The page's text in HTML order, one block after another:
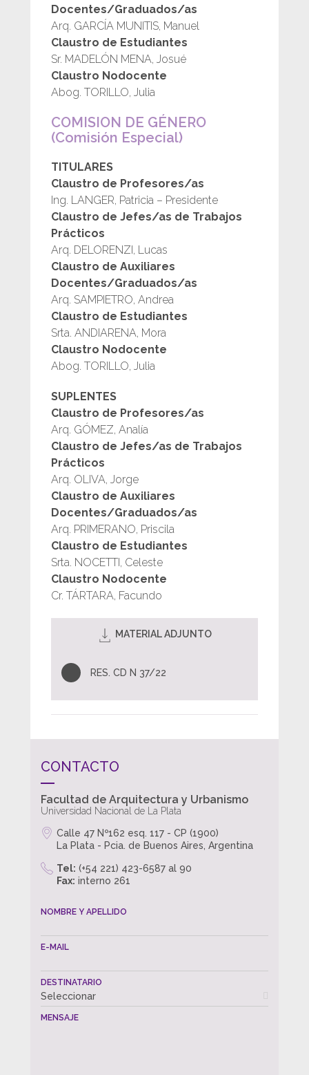
Docentes/Graduados/as
Arq. GARCÍA MUNITIS, Manuel
Claustro de Estudiantes
Sr. MADELÓN MENA, Josué
Claustro Nodocente
Abog. TORILLO, Julia
COMISION DE GÉNERO
(Comisión Especial)
TITULARES
Claustro de Profesores/as
Ing. LANGER, Patricia – Presidente
Claustro de Jefes/as de Trabajos
Prácticos
Arq. DELORENZI, Lucas
Claustro de Auxiliares
Docentes/Graduados/as
Arq. SAMPIETRO, Andrea
Claustro de Estudiantes
Srta. ANDIARENA, Mora
Claustro Nodocente
Abog. TORILLO, Julia
SUPLENTES
Claustro de Profesores/as
Arq. GÓMEZ, Analía
Claustro de Jefes/as de Trabajos
Prácticos
Arq. OLIVA, Jorge
Claustro de Auxiliares
Docentes/Graduados/as
Arq. PRIMERANO, Priscila
Claustro de Estudiantes
Srta. NOCETTI, Celeste
Claustro Nodocente
Cr. TÁRTARA, Facundo
MATERIAL ADJUNTO
RES. CD N 37/22
CONTACTO
Facultad de Arquitectura y Urbanismo
Universidad Nacional de La Plata
Calle 47 Nº162 esq. 117 - CP (1900)
La Plata - Pcia. de Buenos Aires, Argentina
Tel: (+54 221) 423-6587 al 90
Fax: interno 261
NOMBRE Y APELLIDO
E-MAIL
DESTINATARIO
Seleccionar
MENSAJE